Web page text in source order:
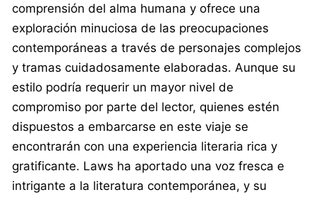
comprensión del alma humana y ofrece una
exploración minuciosa de las preocupaciones
contemporáneas a través de personajes complejos
y tramas cuidadosamente elaboradas. Aunque su
estilo podría requerir un mayor nivel de
compromiso por parte del lector, quienes estén
dispuestos a embarcarse en este viaje se
encontrarán con una experiencia literaria rica y
gratificante. Laws ha aportado una voz fresca e
intrigante a la literatura contemporánea, y su